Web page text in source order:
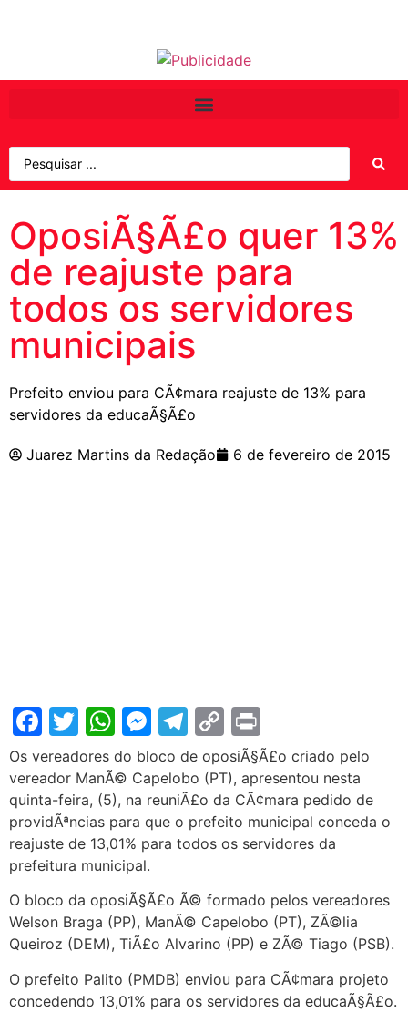
OposiÃ§Ã£o quer 13%
de reajuste para
todos os servidores
municipais
Prefeito enviou para CÃ¢mara reajuste de 13% para
servidores da educaÃ§Ã£o
Juarez Martins da Redação 6 de fevereiro de 2015
Facebook
Twitter
WhatsApp
Messenger
Telegram
Copy
Link
Os vereadores do bloco de oposiÃ§Ã£o criado pelo
vereador ManÃ© Capelobo (PT), apresentou nesta
quinta-feira, (5), na reuniÃ£o da CÃ¢mara pedido de
providÃªncias para que o prefeito municipal conceda o
reajuste de 13,01% para todos os servidores da
prefeitura municipal.
O bloco da oposiÃ§Ã£o Ã© formado pelos vereadores
Welson Braga (PP), ManÃ© Capelobo (PT), ZÃ©lia
Queiroz (DEM), TiÃ£o Alvarino (PP) e ZÃ© Tiago (PSB).
O prefeito Palito (PMDB) enviou para CÃ¢mara projeto
concedendo 13,01% para os servidores da educaÃ§Ã£o.